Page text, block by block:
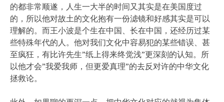
的都非常顺遂，人生一大半的时间又其实是在美国度过
的，所以他对故土的文化抱有一份滤镜和好感其实是可以
理解的。而王小波是个生在中国、长在中国，还经历过某
些特殊年代的人。他对我们文化中容易犯的某些错误、甚
至疯狂，有比许先生”纸上得来终觉浅”更深刻的认知。所
以他才会”我爱我师，但更爱真理”的去反对许的中华文化
拯救论。